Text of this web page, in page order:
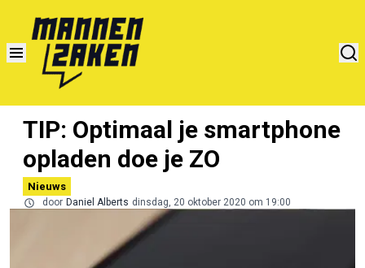
TIP: Optimaal je smartphone
opladen doe je ZO
Nieuws
door Daniel Alberts dinsdag, 20 oktober 2020 om 19:00